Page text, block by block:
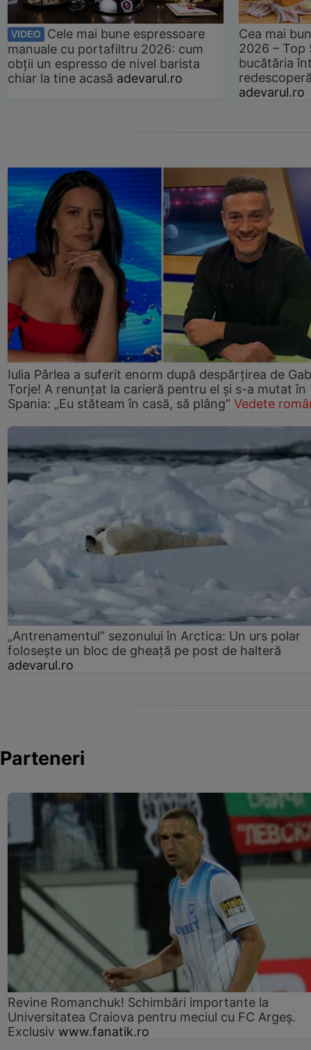
VIDEO
Cele mai bune espressoare
manuale cu portafiltru 2026: cum
obții un espresso de nivel barista
chiar la tine acasă adevarul.ro
Cea mai
2026 –
bucătăria
adevarul.ro
Iulia Pârlea a suferit enorm după despărțirea de
Torje! A renunțat la carieră pentru el și s-a mutat în
Spania: „Eu stăteam în casă, să plâng” Vedete
„Antrenamentul” sezonului în Arctica: Un urs polar
folosește un bloc de gheață pe post de halteră
adevarul.ro
Parteneri
Revine Romanchuk! Schimbări importante la
Universitatea Craiova pentru meciul cu FC Argeş.
Exclusiv www.fanatik.ro